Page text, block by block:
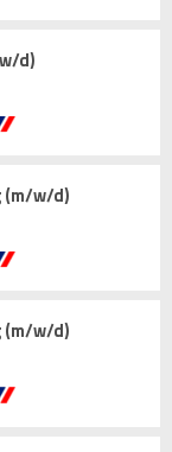
d)
(m/w/d)
(m/w/d)